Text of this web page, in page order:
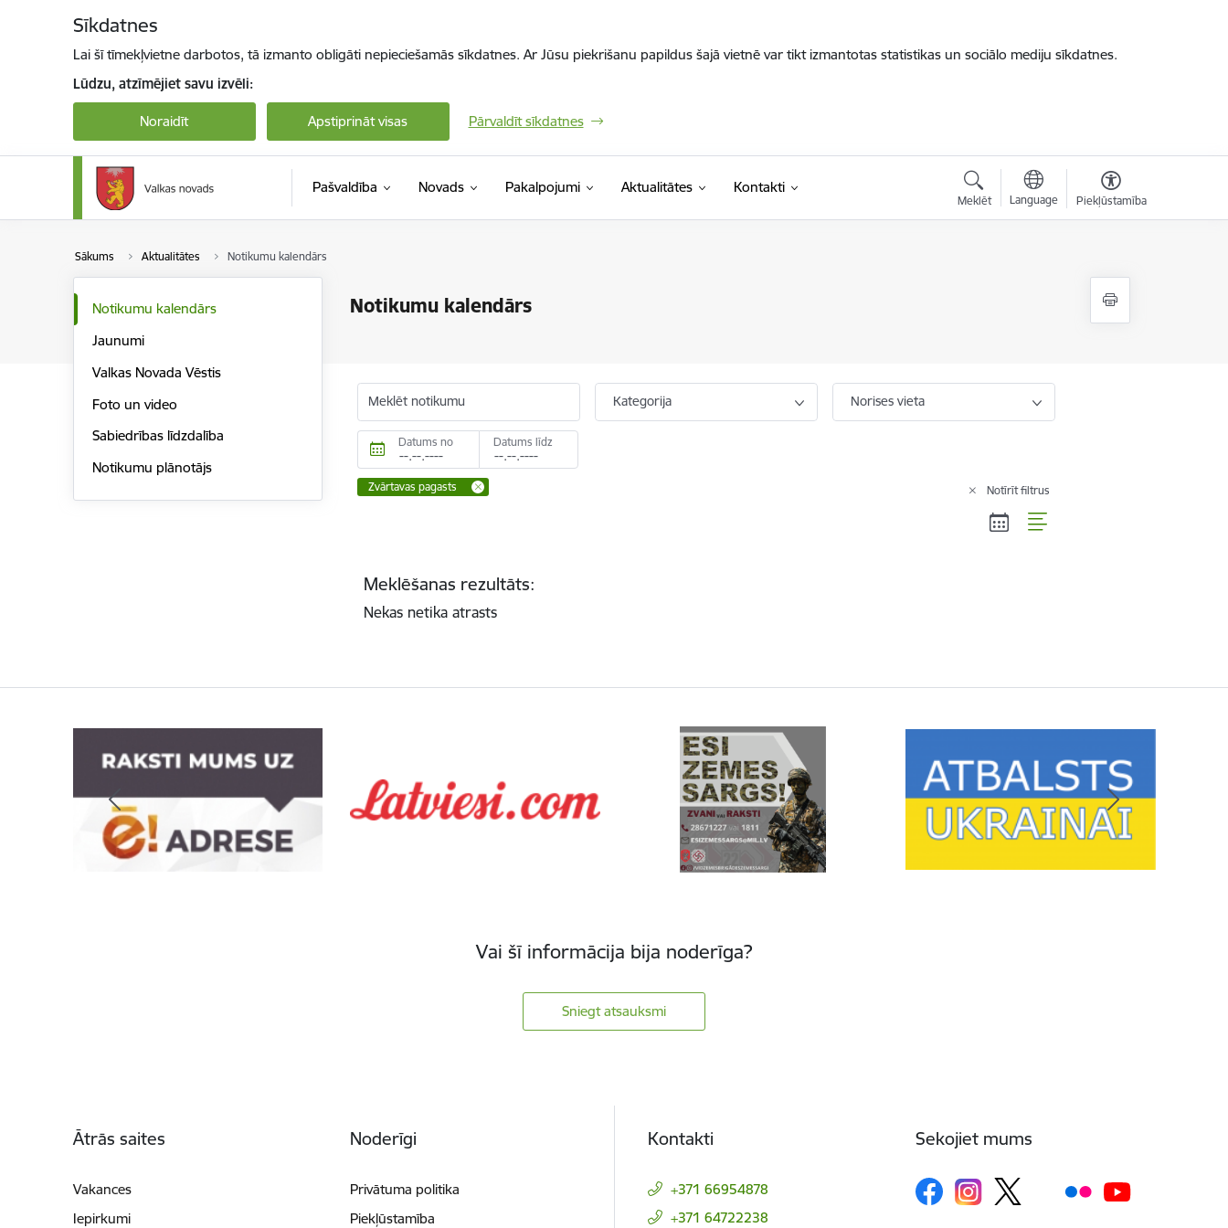
Sīkdatnes
Lai šī tīmekļvietne darbotos, tā izmanto obligāti nepieciešamās sīkdatnes. Ar Jūsu piekrišanu papildus šajā vietnē var tikt izmantotas statistikas un sociālo mediju sīkdatnes.
Lūdzu, atzīmējiet savu izvēli:
Noraidīt Apstiprināt visas Pārvaldīt sīkdatnes
Pašvaldība Novads Pakalpojumi Aktualitātes Kontakti
Meklēt Language Piekļūstamība
Sākums Aktualitātes Notikumu kalendārs
Notikumu kalendārs
Notikumu kalendārs
Jaunumi
Valkas Novada Vēstis
Foto un video
Sabiedrības līdzdalība
Notikumu plānotājs
Meklēt notikumu Kategorija Norises vieta
Datums no Datums līdz
Zvārtavas pagasts Notīrīt filtrus
Meklēšanas rezultāts:
Nekas netika atrasts
Vai šī informācija bija noderīga?
Sniegt atsauksmi
Ātrās saites
Vakances
Iepirkumi
Noderīgi
Privātuma politika
Piekļūstamība
Kontakti
+371 66954878
+371 64722238
Sekojiet mums